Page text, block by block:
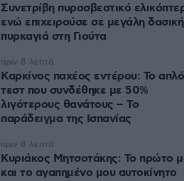
Συνετρίβη πυροσβεστικό
ενώ επιχειρούσε σε μεγάλη δασική
πυρκαγιά στη Γιούτα
Καρκίνος παχέος εντέρου: Το απλό
τεστ που συνδέθηκε με 50%
λιγότερους θανάτους – Το
παράδειγμα της Ισπανίας
πριν 8 λεπτά
Κυριάκος Μητσοτάκης: Το πρώτο
και το αγαπημένο μου αυτοκίνητο
πριν 8 λεπτά